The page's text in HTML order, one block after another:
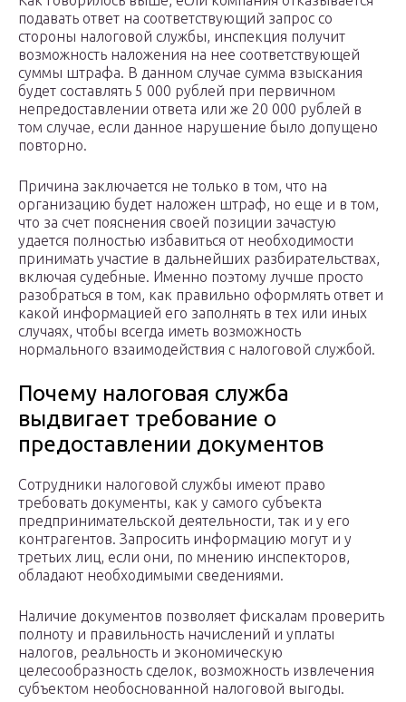
подавать ответ на соответствующий запрос со
стороны налоговой службы, инспекция получит
возможность наложения на нее соответствующей
суммы штрафа. В данном случае сумма взыскания
будет составлять 5 000 рублей при первичном
непредоставлении ответа или же 20 000 рублей в
том случае, если данное нарушение было допущено
повторно.
Причина заключается не только в том, что на
организацию будет наложен штраф, но еще и в том,
что за счет пояснения своей позиции зачастую
удается полностью избавиться от необходимости
принимать участие в дальнейших разбирательствах,
включая судебные. Именно поэтому лучше просто
разобраться в том, как правильно оформлять ответ и
какой информацией его заполнять в тех или иных
случаях, чтобы всегда иметь возможность
нормального взаимодействия с налоговой службой.
Почему налоговая служба
выдвигает требование о
предоставлении документов
Сотрудники налоговой службы имеют право
требовать документы, как у самого субъекта
предпринимательской деятельности, так и у его
контрагентов. Запросить информацию могут и у
третьих лиц, если они, по мнению инспекторов,
обладают необходимыми сведениями.
Наличие документов позволяет фискалам проверить
полноту и правильность начислений и уплаты
налогов, реальность и экономическую
целесообразность сделок, возможность извлечения
субъектом необоснованной налоговой выгоды.